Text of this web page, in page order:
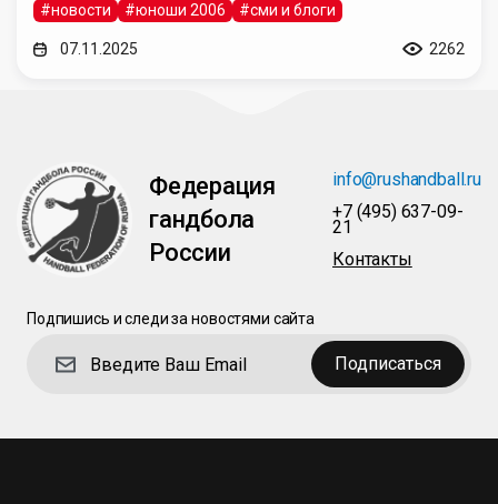
#новости #юноши 2006 #сми и блоги
07.11.2025 2262
Федерация
гандбола
России
info@rushandball.ru
+7 (495) 637-09-
21
Контакты
Подпишись и следи за новостями сайта
Подписаться